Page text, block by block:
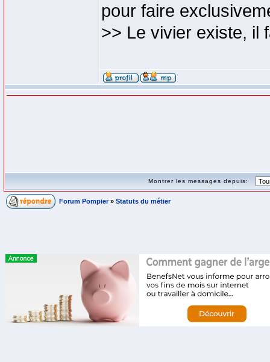
pour faire
>> Le vivier existe, il
Montrer les messages depuis:
Forum Pompier » Statuts du métier